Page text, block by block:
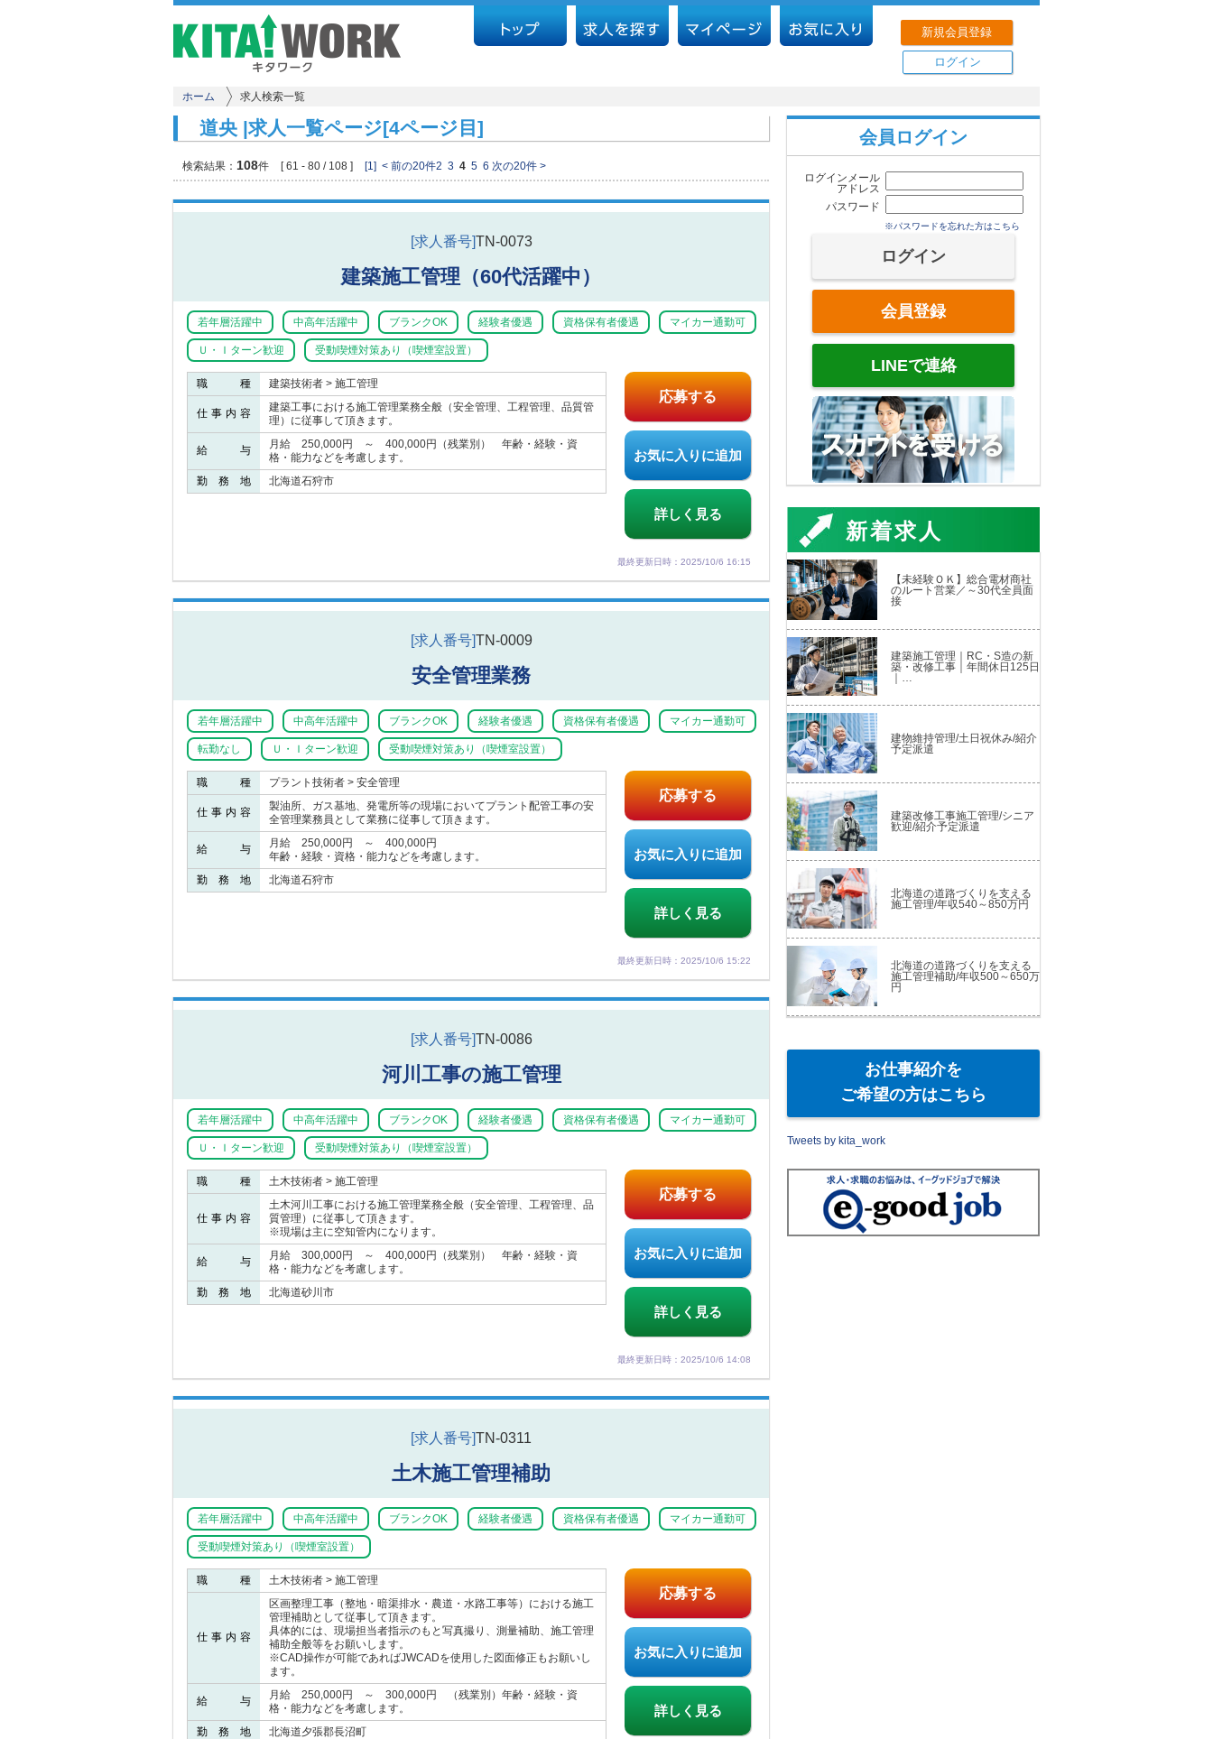
新規会員登録
ログイン
ホーム 求人検索一覧
道央 |求人一覧ページ[4ページ目]
検索結果： 108件 [ 61 - 80 / 108 ] [1] < 前の20件2 3 4 5 6 次の20件 >
[求人番号]TN-0073
建築施工管理（60代活躍中）
若年層活躍中 中高年活躍中 ブランクOK 経験者優遇 資格保有者優遇 マイカー通勤可
Ｕ・Ｉターン歓迎 受動喫煙対策あり（喫煙室設置）
職 種 建築技術者 > 施工管理
仕事内容
建築工事における施工管理業務全般（安全管理、工程管理、品質管
理）に従事して頂きます。
給 与
月給 250,000円 ～ 400,000円（残業別） 年齢・経験・資
格・能力などを考慮します。
勤 務 地
北海道石狩市
応募する
お気に入りに追加
詳しく見る
最終更新日時：2025/10/6 16:15
[求人番号]TN-0009
安全管理業務
若年層活躍中 中高年活躍中 ブランクOK 経験者優遇 資格保有者優遇 マイカー通勤可
転勤なし Ｕ・Ｉターン歓迎 受動喫煙対策あり（喫煙室設置）
職 種 プラント技術者 > 安全管理
仕事内容
製油所、ガス基地、発電所等の現場においてプラント配管工事の安
全管理業務員として業務に従事して頂きます。
給 与
月給 250,000円 ～ 400,000円
年齢・経験・資格・能力などを考慮します。
勤 務 地
北海道石狩市
応募する
お気に入りに追加
詳しく見る
最終更新日時：2025/10/6 15:22
[求人番号]TN-0086
河川工事の施工管理
若年層活躍中 中高年活躍中 ブランクOK 経験者優遇 資格保有者優遇 マイカー通勤可
Ｕ・Ｉターン歓迎 受動喫煙対策あり（喫煙室設置）
職 種 土木技術者 > 施工管理
仕事内容
土木河川工事における施工管理業務全般（安全管理、工程管理、品
質管理）に従事して頂きます。
※現場は主に空知管内になります。
給 与
月給 300,000円 ～ 400,000円（残業別） 年齢・経験・資
格・能力などを考慮します。
勤 務 地
北海道砂川市
応募する
お気に入りに追加
詳しく見る
最終更新日時：2025/10/6 14:08
[求人番号]TN-0311
土木施工管理補助
若年層活躍中 中高年活躍中 ブランクOK 経験者優遇 資格保有者優遇 マイカー通勤可
受動喫煙対策あり（喫煙室設置）
職 種 土木技術者 > 施工管理
仕事内容
区画整理工事（整地・暗渠排水・農道・水路工事等）における施工
管理補助として従事して頂きます。
具体的には、現場担当者指示のもと写真撮り、測量補助、施工管理
補助全般等をお願いします。
※CAD操作が可能であればJWCADを使用した図面修正もお願いし
ます。
給 与
月給 250,000円 ～ 300,000円 （残業別）年齢・経験・資
格・能力などを考慮します。
勤 務 地
北海道夕張郡長沼町
応募する
お気に入りに追加
詳しく見る
会員ログイン
ログインメール
アドレス
パスワード
※パスワードを忘れた方はこちら
会員登録
LINEで連絡
新着求人
【未経験ＯＫ】総合電材商社
のルート営業／～30代全員面
接
建築施工管理｜RC・S造の新
築・改修工事｜年間休日125日
｜…
建物維持管理/土日祝休み/紹介
予定派遣
建築改修工事施工管理/シニア
歓迎/紹介予定派遣
北海道の道路づくりを支える
施工管理/年収540～850万円
北海道の道路づくりを支える
施工管理補助/年収500～650万
円
お仕事紹介を
ご希望の方はこちら
Tweets by kita_work